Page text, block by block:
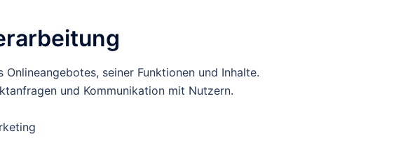
seiner Funktionen und Inhalte.
und Kommunikation mit Nutzern.